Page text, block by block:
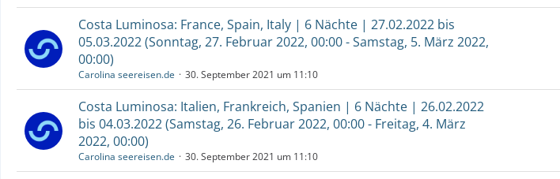
Costa Luminosa: France, Spain, Italy | 6 Nächte | 27.02.2022 bis
05.03.2022 (Sonntag, 27. Februar 2022, 00:00 - Samstag, 5. März 2022,
00:00)
Carolina seereisen.de 30. September 2021 um 11:10
Costa Luminosa: Italien, Frankreich, Spanien | 6 Nächte | 26.02.2022
bis 04.03.2022 (Samstag, 26. Februar 2022, 00:00 - Freitag, 4. März
2022, 00:00)
Carolina seereisen.de 30. September 2021 um 11:10